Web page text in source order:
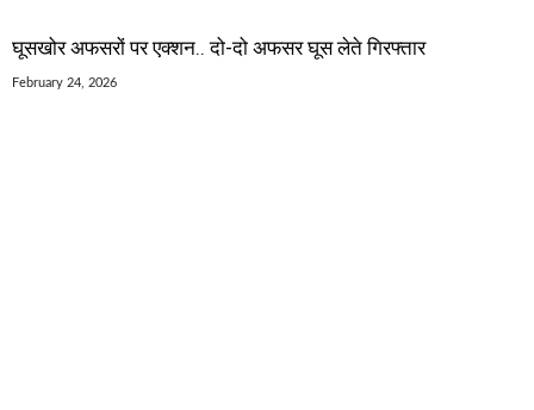
घूसखोर अफसरों पर एक्शन.. दो-दो अफसर घूस लेते गिरफ्तार
February 24, 2026